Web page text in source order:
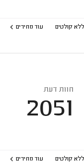
עוד מחירים
חוות דעת
2051
עוד מחירים